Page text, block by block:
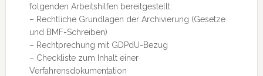
folgenden Arbeitshilfen bereitgestellt:
– Rechtliche Grundlagen der Archivierung (Gesetze
und BMF-Schreiben)
– Rechtprechung mit GDPdU-Bezug
– Checkliste zum Inhalt einer
Verfahrensdokumentation